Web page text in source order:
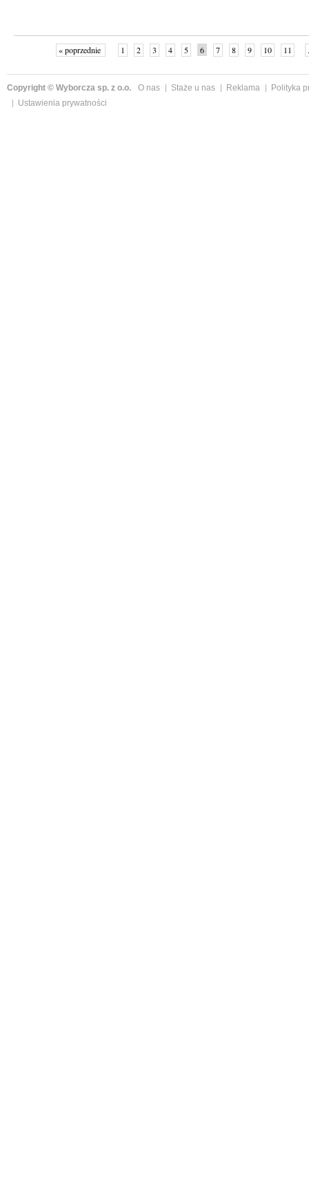
« poprzednie 1 2 3 4 5 6 7 8 9 10 11
Copyright © Wyborcza sp. z o.o. O nas Staże u nas Reklama
Polityka
Ustawienia prywatności